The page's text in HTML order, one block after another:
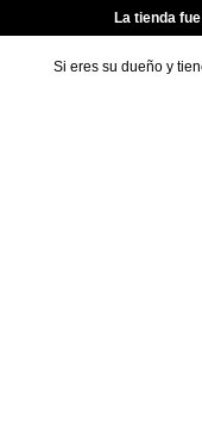
La tienda
Si eres su dueño y